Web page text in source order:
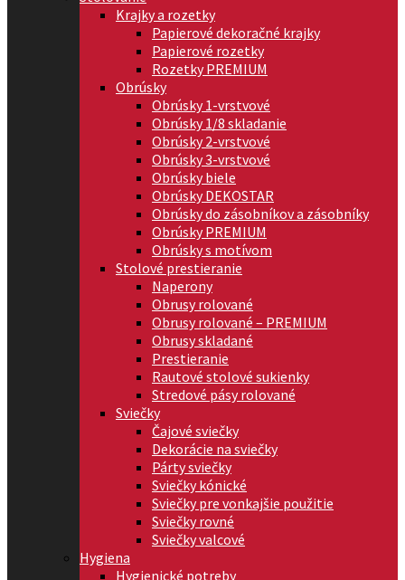
Krajky a rozetky
Papierové dekoračné krajky
Papierové rozetky
Rozetky PREMIUM
Obrúsky
Obrúsky 1-vrstvové
Obrúsky 1/8 skladanie
Obrúsky 2-vrstvové
Obrúsky 3-vrstvové
Obrúsky biele
Obrúsky DEKOSTAR
Obrúsky do zásobníkov a zásobníky
Obrúsky PREMIUM
Obrúsky s motívom
Stolové prestieranie
Naperony
Obrusy rolované
Obrusy rolované – PREMIUM
Obrusy skladané
Prestieranie
Rautové stolové sukienky
Stredové pásy rolované
Sviečky
Čajové sviečky
Dekorácie na sviečky
Párty sviečky
Sviečky kónické
Sviečky pre vonkajšie použitie
Sviečky rovné
Sviečky valcové
Hygiena
Hygienické potreby